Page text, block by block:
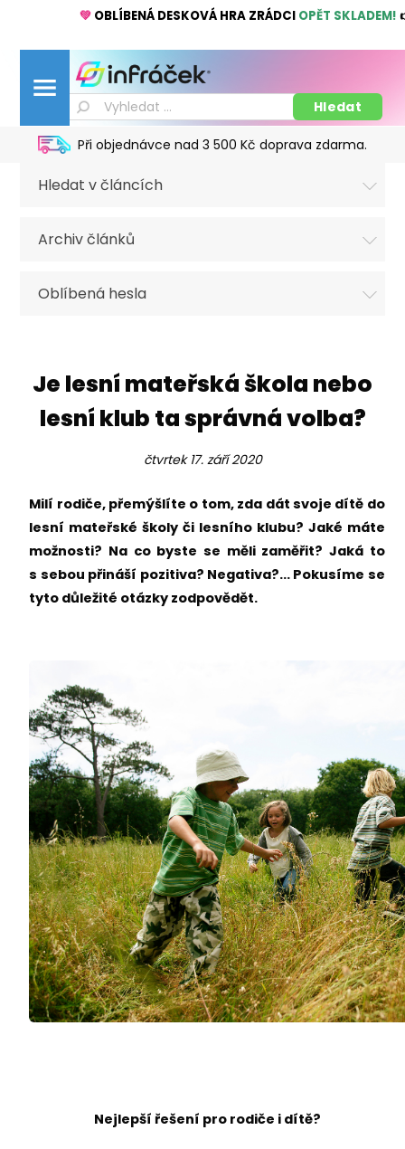
💚 OBLÍBENÁ DESKOVÁ HRA ZRÁDCI OPĚT SKLADEM!
Při objednávce nad 3 500 Kč doprava zdarma.
Hledat v článcích
Archiv článků
Oblíbená hesla
Je lesní mateřská škola nebo
lesní klub ta správná volba?
čtvrtek 17. září 2020
Milí rodiče, přemýšlíte o tom, zda dát svoje dítě do
lesní mateřské školy či lesního klubu? Jaké máte
možnosti? Na co byste se měli zaměřit? Jaká to
s sebou přináší pozitiva? Negativa?... Pokusíme se
tyto důležité otázky zodpovědět.
Nejlepší řešení pro rodiče i dítě?